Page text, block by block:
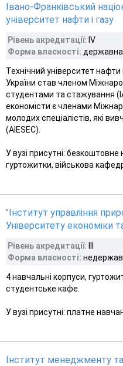
Івано-Франківський
університет нафти і газу
Рівень акредитації: IV
Форма власності: державна
Технічний університет
України став членом
студентами та стажування
економісти є членами
молодих спеціалістів, які
(АІЕSЕС).
У вузі присутні:
гуртожитки, військова
"Інститут управління
Університету економіки
Рівень акредитації:
Форма власності:
4 навчальні корпуси,
студентське кафе.
У вузі присутні: платне
Інститут менеджменту